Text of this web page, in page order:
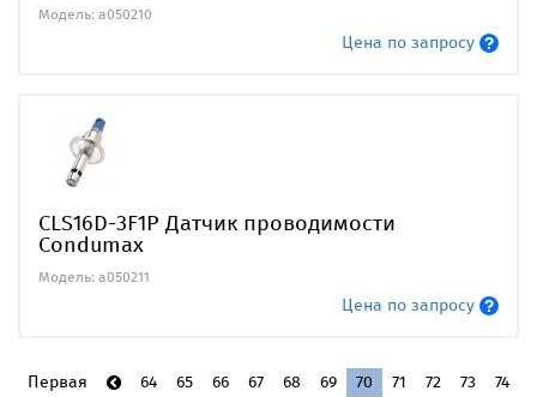
Модель: a050210
Цена по запросу
CLS16D-3F1P Датчик проводимости
Condumax
Модель: a050211
Цена по запросу
Первая 64 65 66 67 68 69 70 71 72 73 74